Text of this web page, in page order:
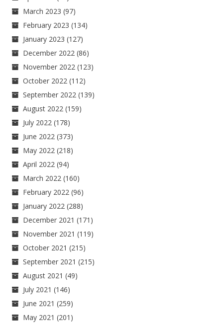
March 2023 (97)
February 2023 (134)
January 2023 (127)
December 2022 (86)
November 2022 (123)
October 2022 (112)
September 2022 (139)
August 2022 (159)
July 2022 (178)
June 2022 (373)
May 2022 (218)
April 2022 (94)
March 2022 (160)
February 2022 (96)
January 2022 (288)
December 2021 (171)
November 2021 (119)
October 2021 (215)
September 2021 (215)
August 2021 (49)
July 2021 (146)
June 2021 (259)
May 2021 (201)